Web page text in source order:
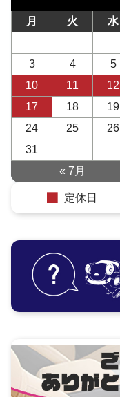
月
火 水
3
4 5
10
11 12
17
18 19
24
25 26
31
« 7月
定休日